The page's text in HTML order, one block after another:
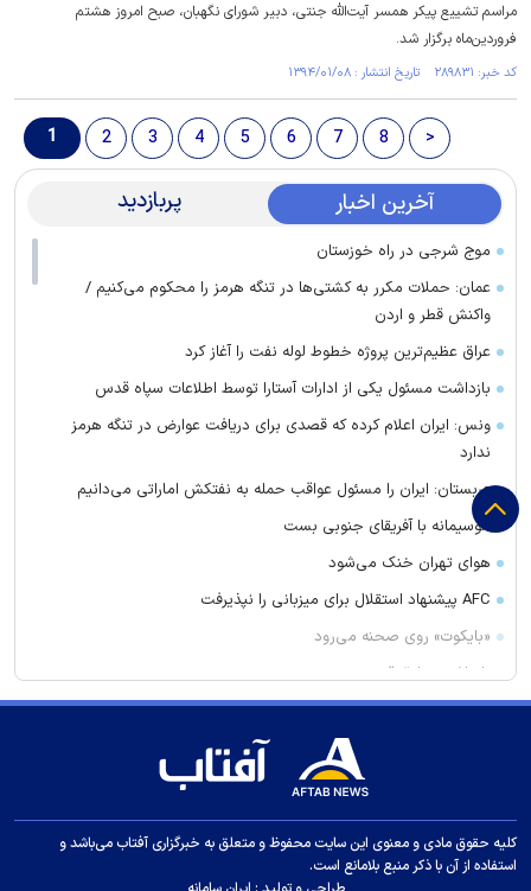
مراسم تشییع پیکر همسر آیت‌الله جنتی، دبیر شورای نگهبان، صبح امروز هشتم
فروردین‌ماه برگزار شد.
کد خبر: ۲۸۹۸۳۱ تاریخ انتشار : ۱۳۹۴/۰۱/۰۸
1 2 3 4 5 6 7 8 >
آخرین اخبار پربازدید
موج شرجی در راه خوزستان
عمان: حملات مکرر به کشتی‌ها در تنگه هرمز را محکوم می‌کنیم /
واکنش قطر و اردن
عراق عظیم‌ترین پروژه خطوط لوله نفت را آغاز کرد
بازداشت مسئول یکی از ادارات آستارا توسط اطلاعات سپاه قدس
ونس: ایران اعلام کرده که قصدی برای دریافت عوارض در تنگه هرمز
ندارد
عربستان: ایران را مسئول عواقب حمله به نفتکش اماراتی می‌دانیم
موسیمانه با آفریقای جنوبی بست
هوای تهران خنک می‌شود
AFC پیشنهاد استقلال برای میزبانی را نپذیرفت
«بایکوت» روی صحنه می‌رود
بازداشت سارق قمه‌به‌دست در تبریز
خرید بعدی پرسپولیس بست!
سخنگوی ارتش: نظم ایرانی حاکم بر تنگه هرمز غیرقابل بازگشت است
ذوالقدر: آمریکا تا رفتارش را تصحیح نکند تنگه هرمز باز نخواهد شد
آنتونی کنی درگذشت
محل میزبانی استقلال و پرسپولیس در لیگ برتر
کلیه حقوق مادی و معنوی این سایت محفوظ و متعلق به خبرگزاری آفتاب می‌باشد و
استفاده از آن با ذکر منبع بلامانع است.